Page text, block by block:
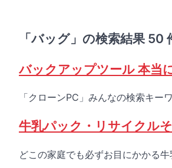
「バッグ」の検索結果 50
バックアップツール 本当
「クローンPC」みんなの検索キ
牛乳パック・リサイクル
どこの家庭でも必ずお目にかかる